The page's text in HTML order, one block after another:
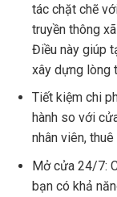
tác chặt chẽ
truyền thông
Điều này giúp
xây dựng lòng
Tiết kiệm chi
hành so với
nhân viên,
Mở cửa 24/7:
bạn có khả